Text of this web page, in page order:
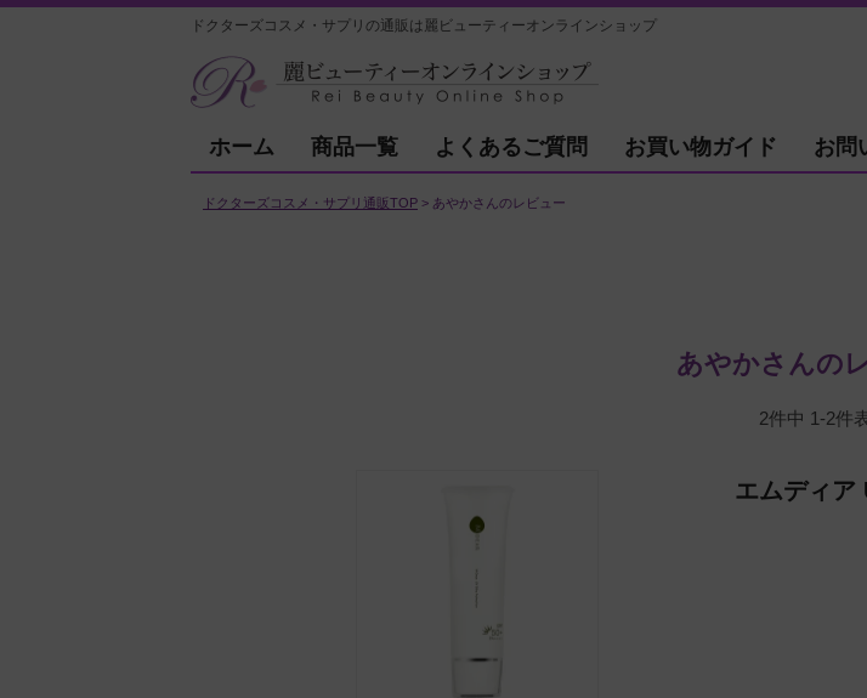
ドクターズコスメ・サプリの通販は麗ビューティーオンラインショップ
ホーム 商品一覧 よくあるご質問 お買い物ガイド お問
ドクターズコスメ・サプリ通販TOP あやかさんのレビュー
あやかさんの
2件中 1-2件
エムディア